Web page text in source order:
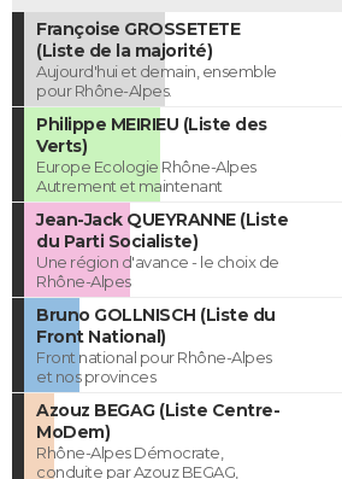
Françoise GROSSETETE
(Liste de la majorité)
Aujourd'hui et demain, ensemble
pour Rhône-Alpes.
Philippe MEIRIEU (Liste des
Verts)
Europe Ecologie Rhône-Alpes
Autrement et maintenant
Jean-Jack QUEYRANNE (Liste
du Parti Socialiste)
Une région d'avance - le choix de
Rhône-Alpes
Bruno GOLLNISCH (Liste du
Front National)
Front national pour Rhône-Alpes
et nos provinces
Azouz BEGAG (Liste Centre-
MoDem)
Rhône-Alpes Démocrate,
conduite par Azouz BEGAG,